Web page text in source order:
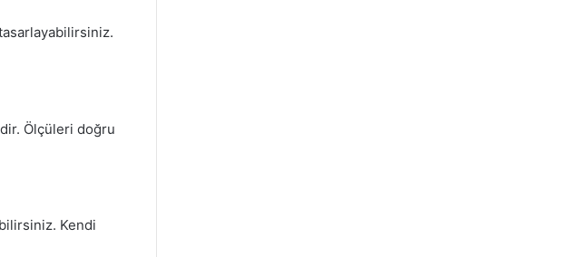
Ölçüleri doğru
Kendi